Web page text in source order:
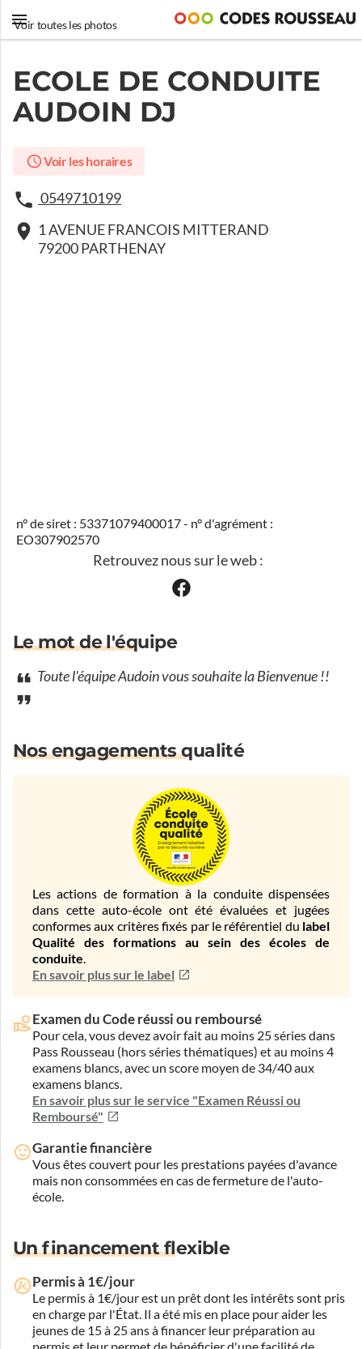
Voir toutes les photos
ECOLE DE CONDUITE
AUDOIN DJ
Voir les horaires
0549710199
1 AVENUE FRANCOIS MITTERAND
79200 PARTHENAY
n° de siret : 53371079400017 - n° d'agrément :
EO307902570
Retrouvez nous sur le web :
Le mot de l'équipe
Toute l'équipe Audoin vous souhaite la Bienvenue !!
Nos engagements qualité
Les actions de formation à la conduite dispensées
dans cette auto-école ont été évaluées et jugées
conformes aux critères fixés par le référentiel du label
Qualité des formations au sein des écoles de
conduite.
En savoir plus sur le label
Examen du Code réussi ou remboursé
Pour cela, vous devez avoir fait au moins 25 séries dans
Pass Rousseau (hors séries thématiques) et au moins 4
examens blancs, avec un score moyen de 34/40 aux
examens blancs.
En savoir plus sur le service "Examen Réussi ou
Remboursé"
Garantie financière
Vous êtes couvert pour les prestations payées d'avance
mais non consommées en cas de fermeture de l'auto-
école.
Un financement flexible
Permis à 1€/jour
Le permis à 1€/jour est un prêt dont les intérêts sont pris
en charge par l'État. Il a été mis en place pour aider les
jeunes de 15 à 25 ans à financer leur préparation au